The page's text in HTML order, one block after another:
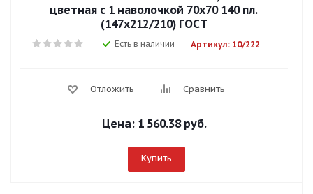
цветная с 1 наволочкой 70х70 140 пл.
(147х212/210) ГОСТ
Есть в наличии Артикул: 10/222
Отложить Сравнить
Цена: 1 560.38 руб.
Купить